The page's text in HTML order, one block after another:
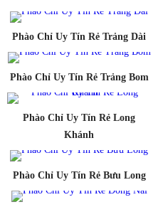
Phào Chỉ Uy Tín Rẻ Trảng Dài
Phào Chỉ Uy Tín Rẻ Trảng Bom
Phào Chỉ Uy Tín Rẻ Long
Khánh
Phào Chỉ Uy Tín Rẻ Bưu Long